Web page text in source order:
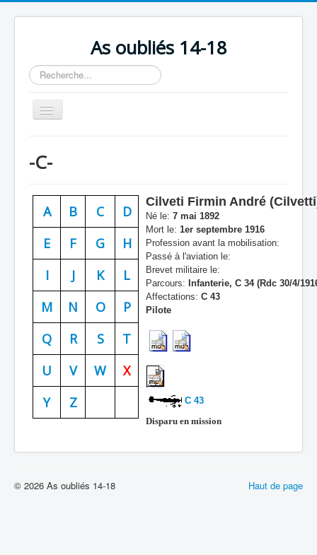
As oubliés 14-18
Rechercher
Basculer
la
Chronologie
Escadrilles
Organisation
Avions
Formation
Doctrines
Batailles
Cahiers des As
-C-
A B C
D
E
F G
H
I
J K
L
M
N O
P
Q
R S
T
U
V W
X
Y
Z
Cilveti Firmin André
Né le: 7 mai 1892
Mort le: 1er septembre 1916
Profession avant la mobilisation:
Passé à l'aviation le:
Brevet militaire le:
Parcours: Infanterie, C 34 (Rdc 30/4/
Affectations: C 43
Pilote
C 43
Disparu en mission
Haut de page
© 2026 As oubliés 14-18